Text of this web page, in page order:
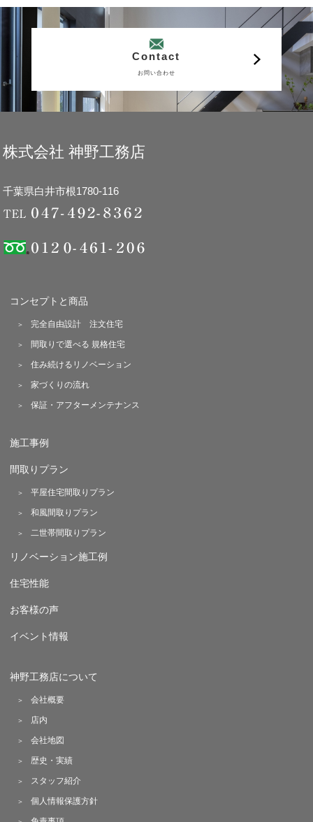
Contact
お問い合わせ
株式会社 神野工務店
千葉県白井市根1780-116
コンセプトと商品
完全自由設計 注文住宅
間取りで選べる 規格住宅
住み続けるリノベーション
家づくりの流れ
保証・アフターメンテナンス
施工事例
間取りプラン
平屋住宅間取りプラン
和風間取りプラン
二世帯間取りプラン
リノベーション施工例
住宅性能
お客様の声
イベント情報
神野工務店について
会社概要
店内
会社地図
歴史・実績
スタッフ紹介
個人情報保護方針